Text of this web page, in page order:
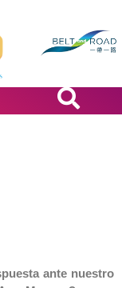
ante nuestro